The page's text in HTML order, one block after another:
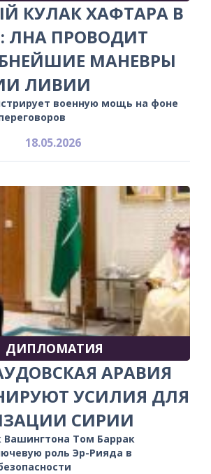
КУЛАК ХАФТАРА В
ЛНА ПРОВОДИТ
МАНЕВРЫ
ЛИВИИ
военную мощь на фоне
18.05.2026
ДИПЛОМАТИЯ
АРАВИЯ
УСИЛИЯ ДЛЯ
СИРИИ
Вашингтона Том Баррак
роль Эр-Рияда в